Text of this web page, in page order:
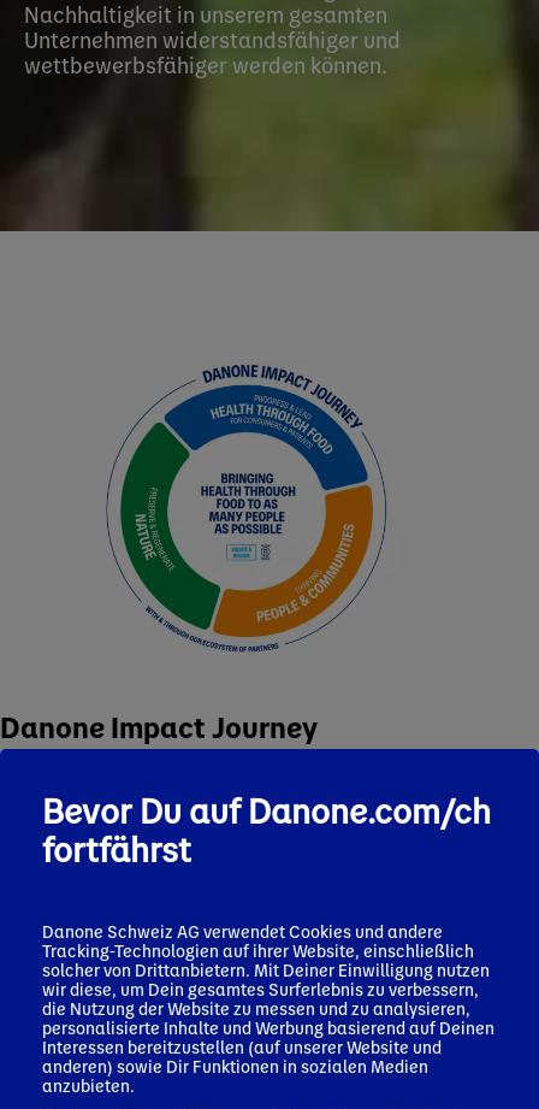
Nachhaltigkeit in unserem gesamten
Unternehmen widerstandsfähiger und
wettbewerbsfähiger werden können.
Danone Impact Journey
Reihe von Prioritäten festgelegt, die in mittel- bis langfristige
Ziele unterteilt sind und sich auf die Bereiche konzentrieren,
wo wir den größten Einfluss und gemeinsamen Wert schaffen
können. Die drei Säulen – Gesundheit, Natur sowie Menschen
Danone Impact Journey
Bevor Du auf Danone.com/ch
fortfährst
Danone Schweiz AG verwendet Cookies und andere
Tracking-Technologien auf ihrer Website, einschließlich
solcher von Drittanbietern. Mit Deiner Einwilligung nutzen
wir diese, um Dein gesamtes Surferlebnis zu verbessern,
die Nutzung der Website zu messen und zu analysieren,
personalisierte Inhalte und Werbung basierend auf Deinen
Interessen bereitzustellen (auf unserer Website und
anderen) sowie Dir Funktionen in sozialen Medien
anzubieten.